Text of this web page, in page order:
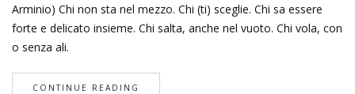
Arminio) Chi non sta nel mezzo. Chi (ti) sceglie. Chi sa essere
forte e delicato insieme. Chi salta, anche nel vuoto. Chi vola, con
o senza ali.
CONTINUE READING